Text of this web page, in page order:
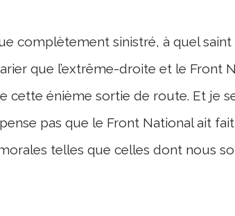
complètement sinistré, à quel
que l’extrême-droite et le Front
cette énième sortie de route. Et je
pas que le Front National ait
telles que celles dont nous